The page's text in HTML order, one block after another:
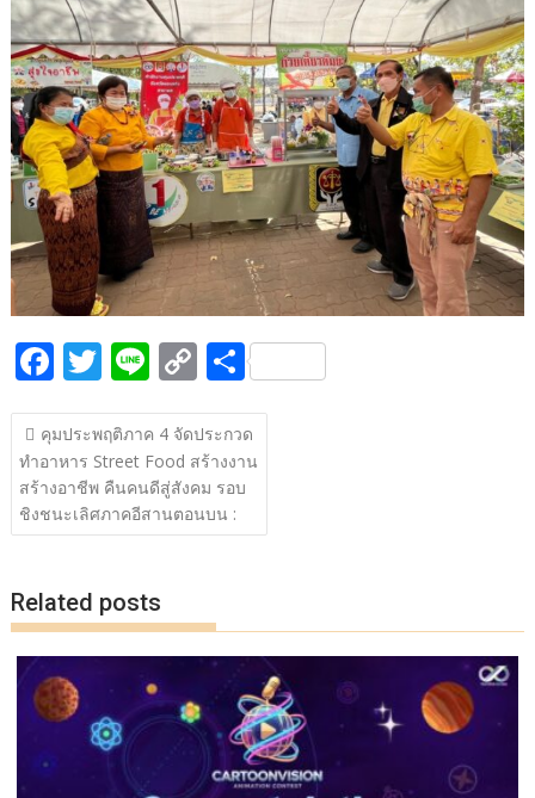
o
o
k
Li
n
k
F
ac
e
b
o
o
k
T
w
itt
er
Li
n
e
C
o
p
y
Li
n
S
h
ar
e
แนะแนว
เรื่อง
คุมประพฤติภาค 4 จัดประกวด
ทำอาหาร Street Food สร้างงาน
สร้างอาชีพ คืนคนดีสู่สังคม รอบ
ชิงชนะเลิศภาคอีสานตอนบน :
Related posts